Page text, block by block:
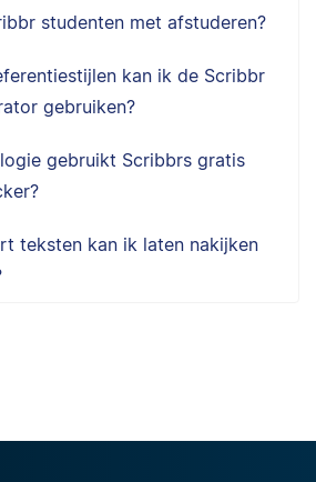
studenten met afstuderen?
kan ik de Scribbr
gebruiken?
gebruikt Scribbrs gratis
teksten kan ik laten nakijken